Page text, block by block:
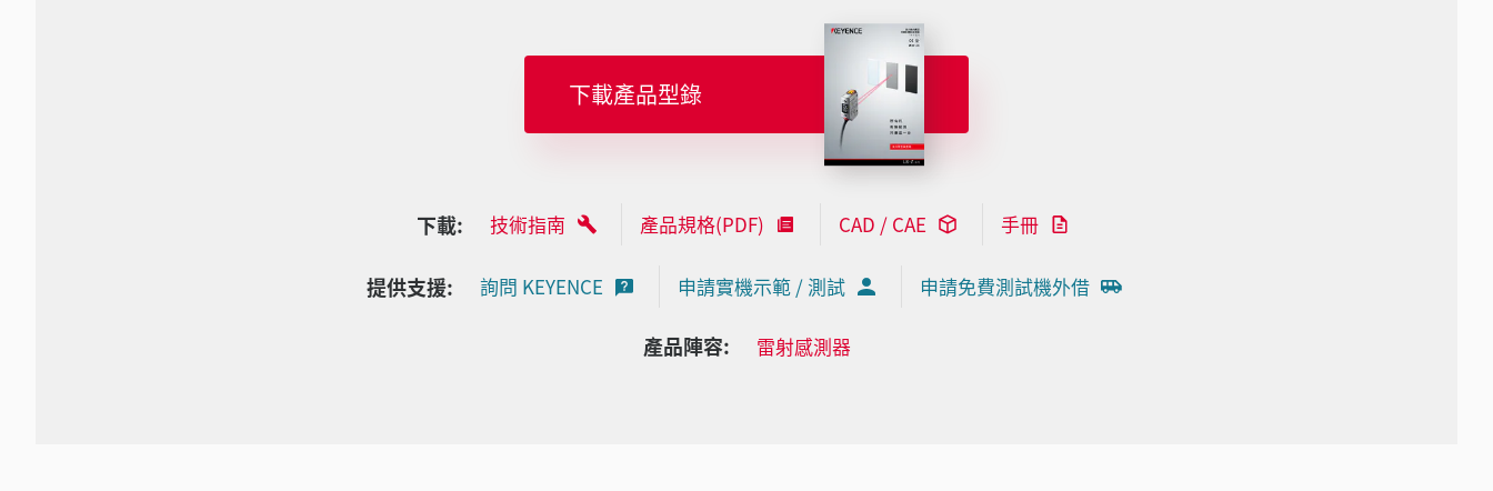
下載產品型錄
下載: 技術指南 產品規格(PDF) CAD / CAE 手冊
提供支援: 詢問 KEYENCE 申請實機示範 / 測試 申請免費測試機外借
產品陣容: 雷射感測器